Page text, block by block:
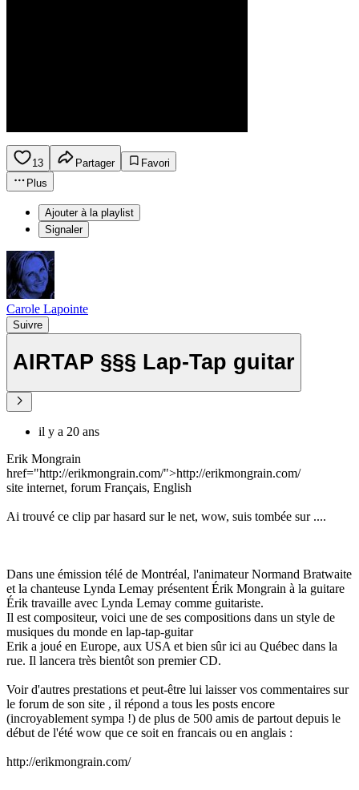
13 Partager
Favori
Plus
Ajouter à la playlist
Signaler
Carole Lapointe
Suivre
AIRTAP §§§ Lap-Tap guitar
il y a 20 ans
Erik Mongrain
href="http://erikmongrain.com/">http://erikmongrain.com/
site internet, forum Français, English
Ai trouvé ce clip par hasard sur le net, wow, suis tombée sur ....
Dans une émission télé de Montréal, l'animateur Normand Bratwaite
et la chanteuse Lynda Lemay présentent Érik Mongrain à la guitare
Érik travaille avec Lynda Lemay comme guitariste.
Il est compositeur, voici une de ses compositions dans un style de
musiques du monde en lap-tap-guitar
Erik a joué en Europe, aux USA et bien sûr ici au Québec dans la
rue. Il lancera très bientôt son premier CD.
Voir d'autres prestations et peut-être lui laisser vos commentaires sur
le forum de son site , il répond a tous les posts encore
(incroyablement sympa !) de plus de 500 amis de partout depuis le
début de l'été wow que ce soit en francais ou en anglais :
http://erikmongrain.com/